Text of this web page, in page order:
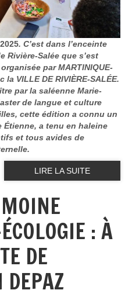
. C’est dans l’enceinte
Rivière-Salée que s’est
par MARTINIQUE-
la VILLE DE RIVIÈRE-SALÉE.
par la saléenne Marie-
de langue et culture
cette édition a connu un
a tenu en haleine
et tous avides de
LIRE LA SUITE
: À
DE
DEPAZ